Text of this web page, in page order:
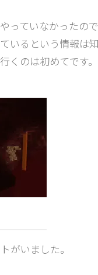
っていなかったので
いるという情報は
くのは初めてです。
がいました。